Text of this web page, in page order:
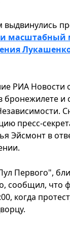
выдвинулись
РИА Новости
бронежилете и
пресс-
Эйсмонт в
Первого",
сообщил, что
когда